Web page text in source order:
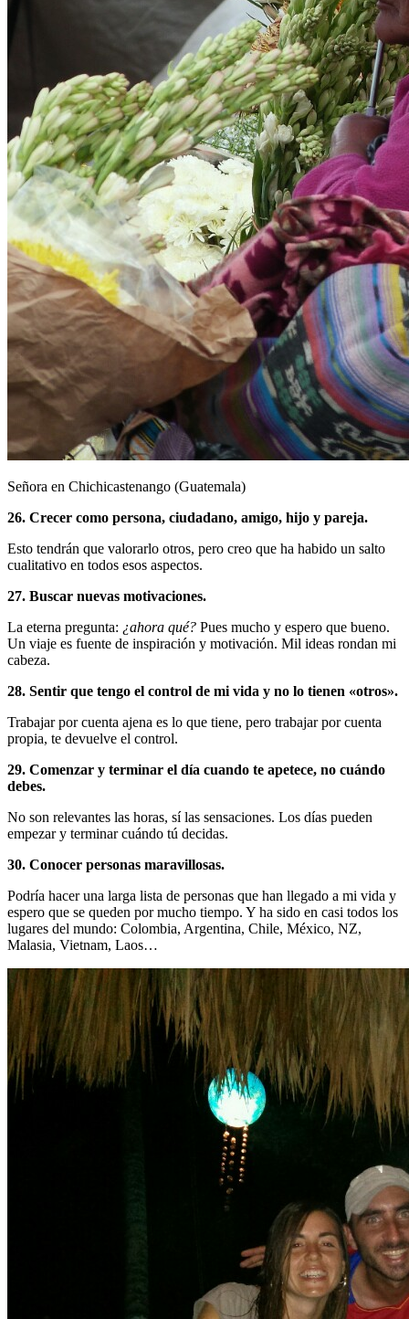
Señora en Chichicastenango (Guatemala)
26. Crecer como persona, ciudadano, amigo, hijo y pareja.
Esto tendrán que valorarlo otros, pero creo que ha habido un salto
cualitativo en todos esos aspectos.
27. Buscar nuevas motivaciones.
La eterna pregunta: ¿ahora qué? Pues mucho y espero que bueno.
Un viaje es fuente de inspiración y motivación. Mil ideas rondan mi
cabeza.
28. Sentir que tengo el control de mi vida y no lo tienen «otros».
Trabajar por cuenta ajena es lo que tiene, pero trabajar por cuenta
propia, te devuelve el control.
29. Comenzar y terminar el día cuando te apetece, no cuándo
debes.
No son relevantes las horas, sí las sensaciones. Los días pueden
empezar y terminar cuándo tú decidas.
30. Conocer personas maravillosas.
Podría hacer una larga lista de personas que han llegado a mi vida y
espero que se queden por mucho tiempo. Y ha sido en casi todos los
lugares del mundo: Colombia, Argentina, Chile, México, NZ,
Malasia, Vietnam, Laos…